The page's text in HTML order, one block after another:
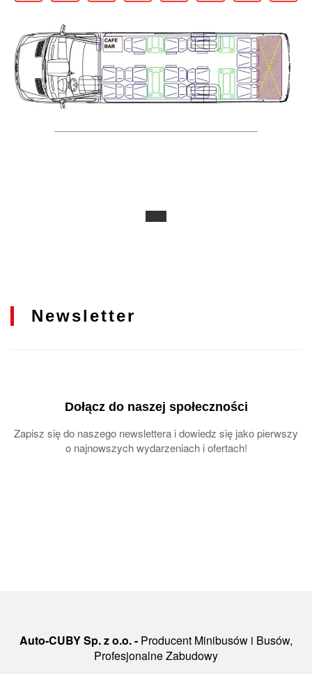
Newsletter
Dołącz do naszej społeczności
Zapisz się do naszego newslettera i dowiedz się jako pierwszy
o najnowszych wydarzeniach i ofertach!
Auto-CUBY Sp. z o.o. - Producent Minibusów i Busów,
Profesjonalne Zabudowy